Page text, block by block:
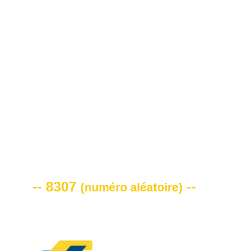
-- 8307 (numéro aléatoire) --